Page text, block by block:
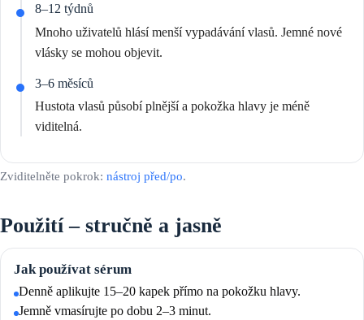
8–12 týdnů
Mnoho uživatelů hlásí menší vypadávání vlasů. Jemné nové
vlásky se mohou objevit.
3–6 měsíců
Hustota vlasů působí plnější a pokožka hlavy je méně
viditelná.
Zviditelněte pokrok: nástroj před/po.
Použití – stručně a jasně
Jak používat sérum
Denně aplikujte 15–20 kapek přímo na pokožku hlavy.
Jemně vmasírujte po dobu 2–3 minut.